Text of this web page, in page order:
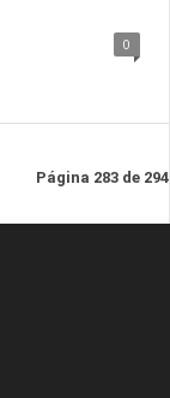
0
Página 283 de 294